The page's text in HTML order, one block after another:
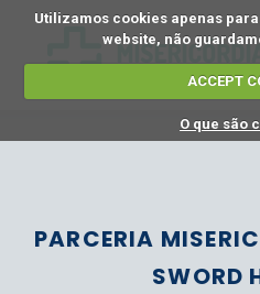
Utilizamos cookies apenas
website, não
ACCEPT
O que são
PARCERIA
SWORD